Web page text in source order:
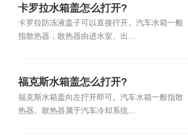
卡罗拉水箱盖怎么打开?
卡罗拉防冻液盖子可以直接拧开。汽车水箱一般
指散热器，散热器由进水室、出...
福克斯水箱盖怎么打开?
福克斯水箱盖向左拧开即可。汽车水箱一般指散
热器。散热器属于汽车冷却系统...